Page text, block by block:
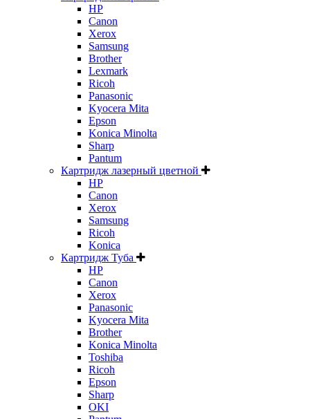
HP
Canon
Xerox
Samsung
Brother
Lexmark
Ricoh
Panasonic
Kyocera Mita
Epson
Konica Minolta
Sharp
Pantum
Картридж лазерный цветной
HP
Canon
Xerox
Samsung
Ricoh
Konica
Картридж Туба
HP
Canon
Xerox
Panasonic
Kyocera Mita
Brother
Konica Minolta
Toshiba
Ricoh
Epson
Sharp
OKI